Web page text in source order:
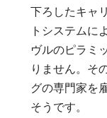
下ろしたキャ
トシステムに
ヴルのピラミ
りません。そ
グの専門家を
そうです。